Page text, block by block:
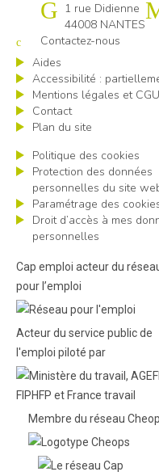
Cap emploi 44
1 rue Didienne
44008 NANTES
Contactez-nous
Aides
Accessibilité :
Mentions légales et CGU
Contact
Plan du site
Politique des cookies
Protection des données
personnelles du site
Paramétrage des
Droit d’accès à mes
personnelles
Cap emploi acteur du
pour l’emploi
Acteur du service public de
l'emploi piloté par
Membre du réseau